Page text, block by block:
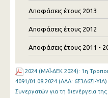
Αποφάσεις έτους 2013
Αποφάσεις έτους 2012
Αποφάσεις έτους 2011 -
2024 (ΜΑΪ-ΔΕΚ 2024): 1η
4091/01.08.2024 (ΑΔΑ: 6Σ3Δ6ΣΙ-
Συνεργατών για τη διενέργεια